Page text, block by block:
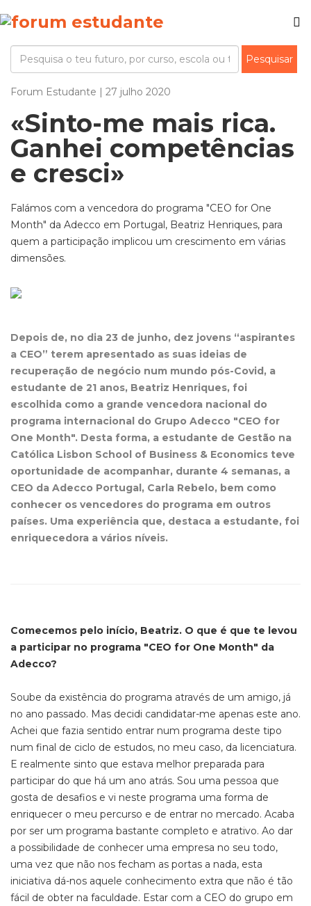
Forum Estudante | 27 julho 2020
«Sinto-me mais rica.
Ganhei competências
e cresci»
Falámos com a vencedora do programa "CEO for One
Month" da Adecco em Portugal, Beatriz Henriques, para
quem a participação implicou um crescimento em várias
dimensões.
Depois de, no dia 23 de junho, dez jovens “aspirantes
a CEO” terem apresentado as suas ideias de
recuperação de negócio num mundo pós-Covid, a
estudante de 21 anos, Beatriz Henriques, foi
escolhida como a grande vencedora nacional do
programa internacional do Grupo Adecco "CEO for
One Month". Desta forma, a estudante de Gestão na
Católica Lisbon School of Business & Economics teve
oportunidade de acompanhar, durante 4 semanas, a
CEO da Adecco Portugal, Carla Rebelo, bem como
conhecer os vencedores do programa em outros
países. Uma experiência que, destaca a estudante, foi
enriquecedora a vários níveis.
Comecemos pelo início, Beatriz. O que é que te levou
a participar no programa "CEO for One Month" da
Adecco?
Soube da existência do programa através de um amigo, já
no ano passado. Mas decidi candidatar-me apenas este ano.
Achei que fazia sentido entrar num programa deste tipo
num final de ciclo de estudos, no meu caso, da licenciatura.
E realmente sinto que estava melhor preparada para
participar do que há um ano atrás. Sou uma pessoa que
gosta de desafios e vi neste programa uma forma de
enriquecer o meu percurso e de entrar no mercado. Acaba
por ser um programa bastante completo e atrativo. Ao dar
a possibilidade de conhecer uma empresa no seu todo,
uma vez que não nos fecham as portas a nada, esta
iniciativa dá-nos aquele conhecimento extra que não é tão
fácil de obter na faculdade. Estar com a CEO do grupo em